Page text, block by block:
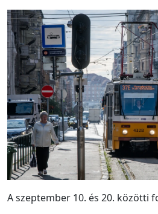
A szeptember 10. és 20. közötti